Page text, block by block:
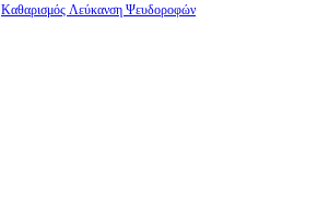
Καθαρισμός Λεύκανση Ψευδοροφών